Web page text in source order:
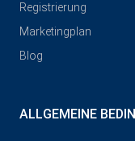
Registrierung
Marketingplan
Blog
ALLGEMEINE